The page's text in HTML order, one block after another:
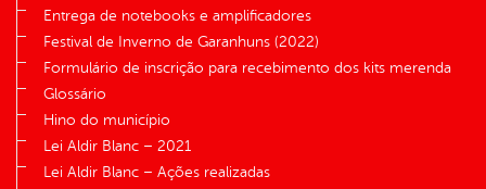
Entrega de notebooks e amplificadores
Festival de Inverno de Garanhuns (2022)
Formulário de inscrição para recebimento dos kits merenda
Glossário
Hino do município
Lei Aldir Blanc – 2021
Lei Aldir Blanc – Ações realizadas